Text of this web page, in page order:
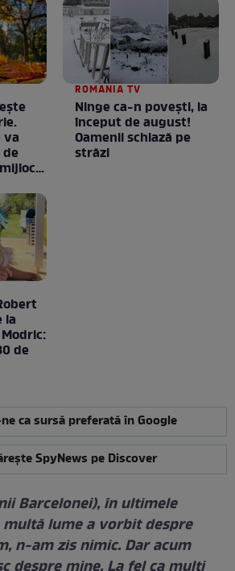
va
ROMANIA TV
Ninge ca-n povești, la
început de august!
Oamenii schiază pe
străzi
la
de
ca sursă preferată în Google
SpyNews pe Discover
Barcelonei), în ultimele
lume a vorbit despre
n-am zis nimic. Dar acum